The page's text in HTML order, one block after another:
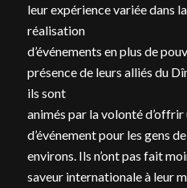
leur expérience variée dans
réalisation
d’événements en plus de
présence de leurs alliés du
ils sont
animés par la volonté
d’événement pour les gens
environs. Ils n’ont pas fait
saveur internationale à leur